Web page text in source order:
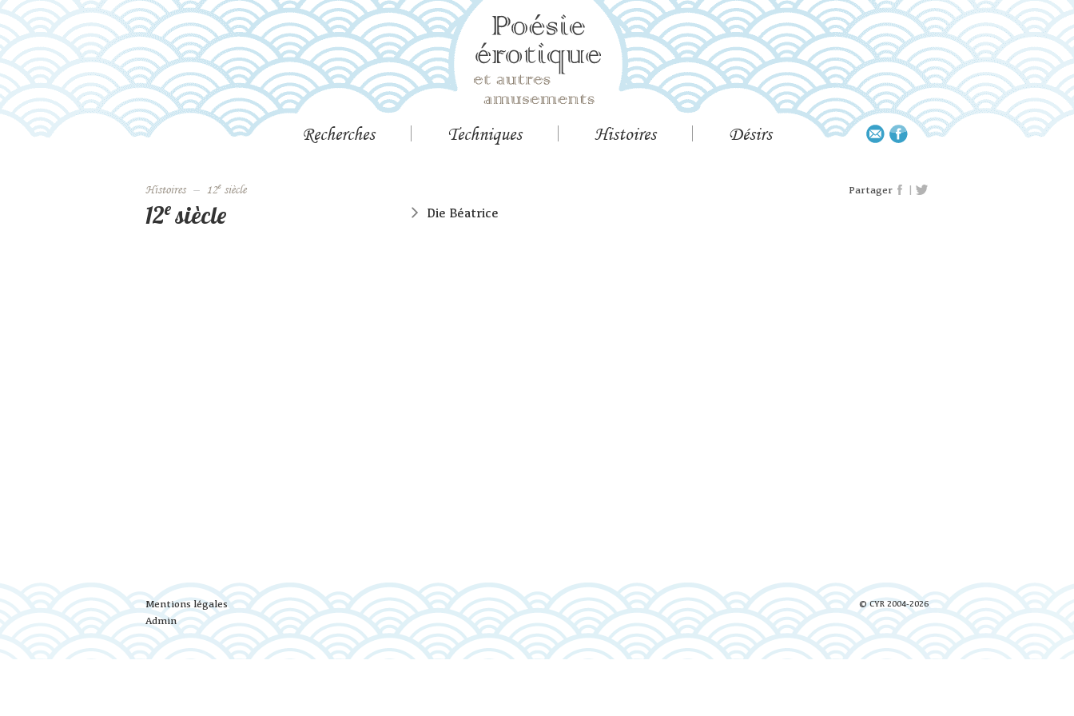
Recherches Techniques Histoires Désirs
histoires – 12esiècle Partager |
12esiècle Die Béatrice
© CYR 2004-2026
Mentions légales
Admin